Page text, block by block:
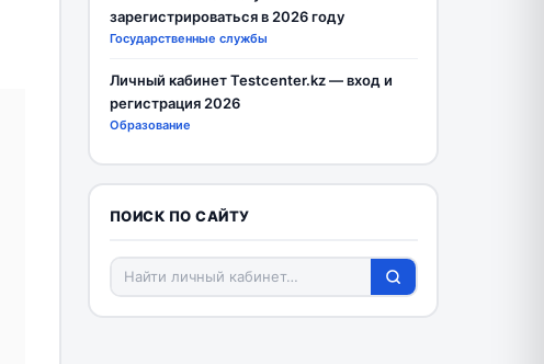
зарегистрироваться в 2026 году
Государственные службы
Личный кабинет Testcenter.kz — вход и
регистрация 2026
Образование
ПОИСК ПО САЙТУ